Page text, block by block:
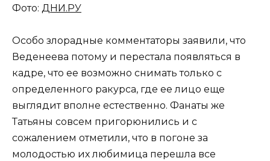
Фото: ДНИ.РУ
Особо злорадные комментаторы заявили, что
Веденеева потому и перестала появляться в
кадре, что ее возможно снимать только с
определенного ракурса, где ее лицо еще
выглядит вполне естественно. Фанаты же
Татьяны совсем пригорюнились и с
сожалением отметили, что в погоне за
молодостью их любимица перешла все